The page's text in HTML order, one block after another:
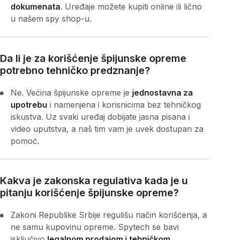
dokumenata. Uređaje možete kupiti online ili lično
u našem spy shop-u.
Da li je za korišćenje špijunske opreme
potrebno tehničko predznanje?
Ne. Većina špijunske opreme je jednostavna za
upotrebu i namenjena i korisnicima bez tehničkog
iskustva. Uz svaki uređaj dobijate jasna pisana i
video uputstva, a naš tim vam je uvek dostupan za
pomoć.
Kakva je zakonska regulativa kada je u
pitanju korišćenje špijunske opreme?
Zakoni Republike Srbije regulišu način korišćenja, a
ne samu kupovinu opreme. Spytech se bavi